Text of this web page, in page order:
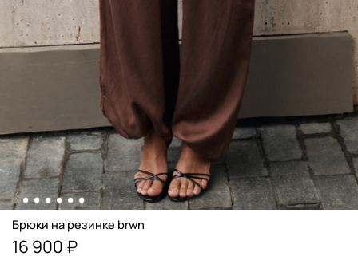
Брюки на резинке brwn
16 900 ₽